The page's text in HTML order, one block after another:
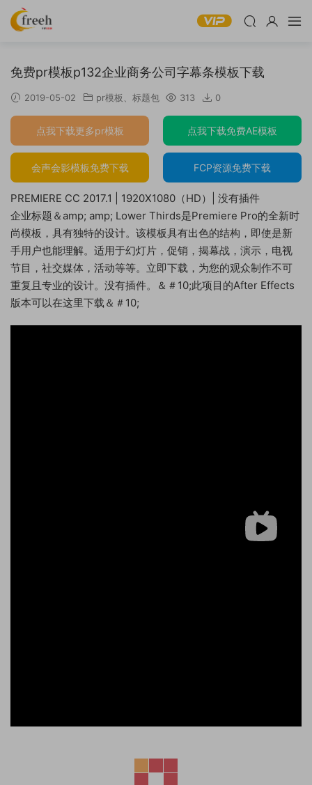
免费pr模板p132企业商务公司字幕条模板下载
2019-05-02 pr模板 标题包 313 0
点我下载更多pr模板 点我下载免费AE模板
会声会影模板免费下载 FCP资源免费下载
PREMIERE CC 2017.1 | 1920X1080（HD）| 没有插件
企业标题＆amp; amp; Lower Thirds是Premiere Pro的全新时
尚模板，具有独特的设计。该模板具有出色的结构，即使是新
手用户也能理解。适用于幻灯片，促销，揭幕战，演示，电视
节目，社交媒体，活动等等。立即下载，为您的观众制作不可
重复且专业的设计。没有插件。＆＃10;此项目的After Effects
版本可以在这里下载＆＃10;